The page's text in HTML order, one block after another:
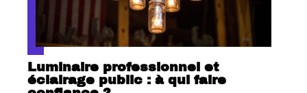
Luminaire professionnel et
éclairage public : à qui faire